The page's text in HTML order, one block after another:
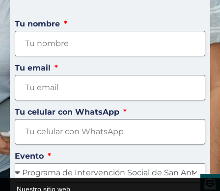
Nuestro sitio web
Tu nombre
Tu email
Tu celular con WhatsApp
Evento